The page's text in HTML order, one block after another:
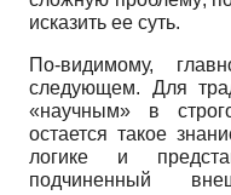
исказить ее суть.
По-видимому,
следующем. Для
«научным» в
остается такое
логике и
подчиненный